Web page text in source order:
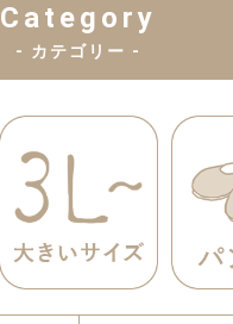
Category
- カテゴリー -